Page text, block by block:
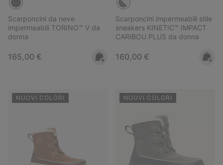
Scarponcini da neve
impermeabili TORINO™ V da
donna
Regular price:
165,00 €
Scarponcini impermeabili stile
sneakers KINETIC™ IMPACT
CARIBOU PLUS da donna
Regular price:
160,00 €
NUOVI COLORI NUOVI COLORI